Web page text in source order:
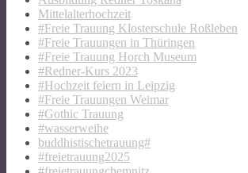
Mittelalterhochzeit
#Freie Trauung Klosterschule Roßleben
#Freie Trauungen in Thüringen
#Freie Trauung Horch Museum
#Redner-Kurs 2023
#Hochzeit feiern in Leipzig
#Freie Trauungen Weimar
#Gothic Trauung
#wasserweihe
buddhistischetrauung#
#freietrauung2025